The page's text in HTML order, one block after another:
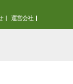
運営会社